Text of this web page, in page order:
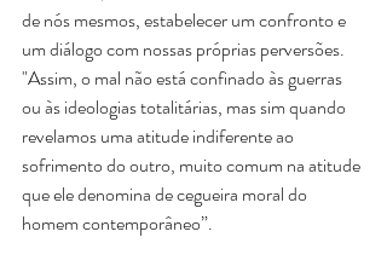
de nós mesmos, estabelecer um confronto e
um diálogo com nossas próprias perversões.
"Assim, o mal não está confinado às guerras
ou às ideologias totalitárias, mas sim quando
revelamos uma atitude indiferente ao
sofrimento do outro, muito comum na atitude
que ele denomina de cegueira moral do
homem contemporâneo”.